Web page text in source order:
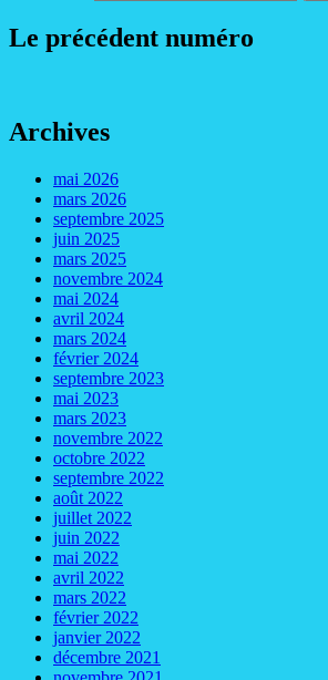
Le précédent numéro
Archives
mai 2026
mars 2026
septembre 2025
juin 2025
mars 2025
novembre 2024
mai 2024
avril 2024
mars 2024
février 2024
septembre 2023
mai 2023
mars 2023
novembre 2022
octobre 2022
septembre 2022
août 2022
juillet 2022
juin 2022
mai 2022
avril 2022
mars 2022
février 2022
janvier 2022
décembre 2021